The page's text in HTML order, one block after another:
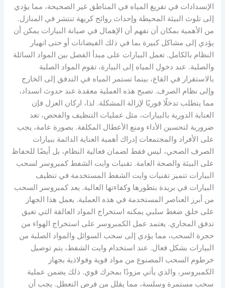
الإنسدادات في تفريغ المياه في المناطق غير الصحيحة، مما يؤدي
إلى تلوث البيئة المحيطة وإحداث روائح كريهة تنتشر في المنازل.
من الأهمية بمكان أن نفهم أن الإهمال في صيانة البيارات يمكن أن
يؤدي إلى مشاكل كبيرة بما في ذلك الفيضانات أو حتى انهيار
النظام بالكامل. تعمل البيارات على مبدأ الفصل بين المواد السائلة
والصلبة. عند دخول المياه إلى البيارة، تقوم المواد الصلبة
بالاستقرار في القاع، بينما تستمر المياه في التدفق إلى الخارج
وإلى نظام الصرف. تصبح هذه العملية معقدة عند حدوث انسداد،
مما يتطلب تدخلًا فوريًا لإزالة المشكلة. لذا، اركان العزل فإن
العناية الدورية بالبيارات، مثل عمليات التنظيف والفحص، تعد
ضرورية لتحسين الأداء ومنع الأعطال المكلفة. بصورة عامة، يجب
على الأفراد والمجتمعات إدراك أهمية العناية الدائمة ببيارات
الصرف الصحي، ليس فقط لضمان فعالية النظام، بل أيضًا للحفاظ
على البيئة والصحة العامة. تقنيات وايت الشفط كمبروسر لسحب
البيارات تتميز تقنيات وايت الشفط المستخدمة في تنظيف
البيارات في بريدة بتطورها وكفاءتها العالية. يعد كمبروسر السحب
من أبرز العناصر المستخدمة في هذه العملية. يعمل هذا الجهاز
على خلق ضغط سلبي يمكنه استخراج المواد العالقة التي تعيق
تدفق المجاري. يعتمد عمل الكمبروسر على استخراج الهواء من
حجرة السحب، مما يؤدي إلى سحب السوائل والمواد الصلبة من
البيارات بشكل فعال. عند استخدام وايت الشفط، يتم توصيل
خرطوم السحب المصنوع من مواد قوية وفولاذية بجهاز
الكمبروسر، والذي يأتي مزودًا بمحرك قوي. ذلك يضمن عملية
سحب مستمرة وسلسة، مما يقلل من فرص التعطل. يجب أن